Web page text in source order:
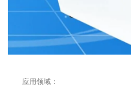
应用领域：